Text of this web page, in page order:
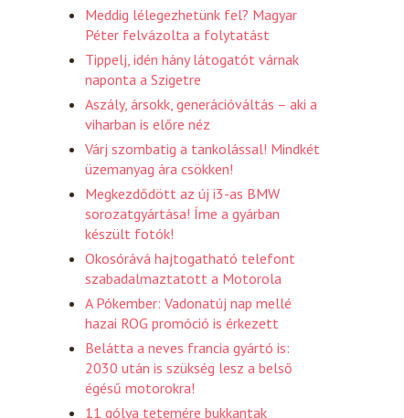
Meddig lélegezhetünk fel? Magyar
Péter felvázolta a folytatást
Tippelj, idén hány látogatót várnak
naponta a Szigetre
Aszály, ársokk, generációváltás – aki a
viharban is előre néz
Várj szombatig a tankolással! Mindkét
üzemanyag ára csökken!
Megkezdődött az új i3-as BMW
sorozatgyártása! Íme a gyárban
készült fotók!
Okosórává hajtogatható telefont
szabadalmaztatott a Motorola
A Pókember: Vadonatúj nap mellé
hazai ROG promóció is érkezett
Belátta a neves francia gyártó is:
2030 után is szükség lesz a belső
égésű motorokra!
11 gólya tetemére bukkantak